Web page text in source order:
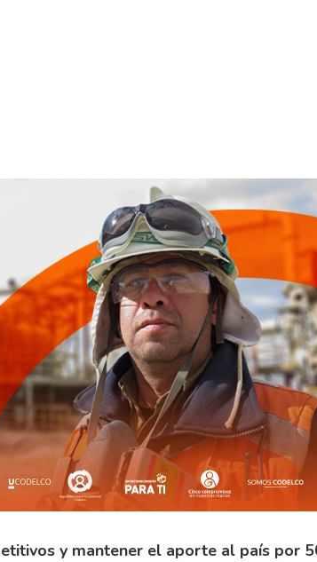
y mantener el aporte al país por